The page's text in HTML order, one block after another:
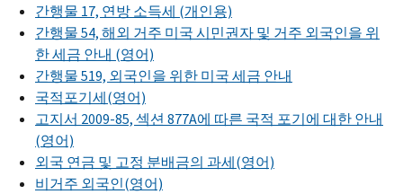
간행물 17, 연방 소득세 (개인용)
간행물 54, 해외 거주 미국 시민권자 및 거주 외국인을 위
한 세금 안내 (영어)
간행물 519, 외국인을 위한 미국 세금 안내
국적포기세(영어)
고지서 2009-85, 섹션 877A에 따른 국적 포기에 대한 안내
(영어)
외국 연금 및 고정 분배금의 과세(영어)
비거주 외국인(영어)